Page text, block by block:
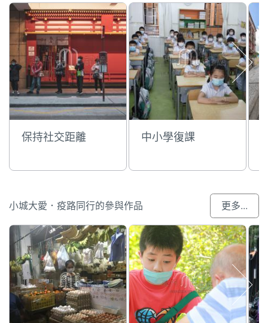
保持社交距離 中小學復課
小城大愛．疫路同行的參與作品 更多...